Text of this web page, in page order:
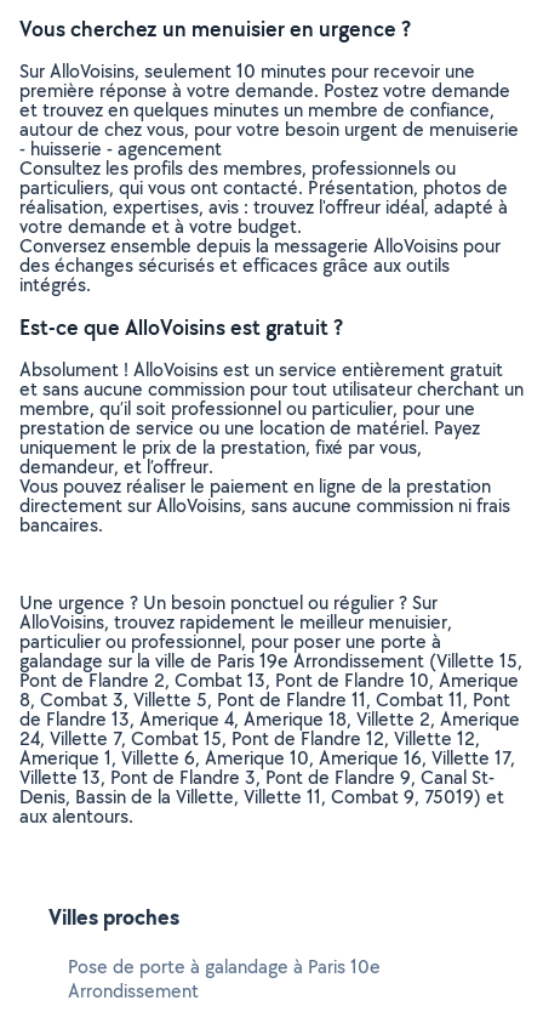
Vous cherchez un menuisier en urgence ?
Sur AlloVoisins, seulement 10 minutes pour recevoir une
première réponse à votre demande. Postez votre demande
et trouvez en quelques minutes un membre de confiance,
autour de chez vous, pour votre besoin urgent de menuiserie
- huisserie - agencement
Consultez les profils des membres, professionnels ou
particuliers, qui vous ont contacté. Présentation, photos de
réalisation, expertises, avis : trouvez l'offreur idéal, adapté à
votre demande et à votre budget.
Conversez ensemble depuis la messagerie AlloVoisins pour
des échanges sécurisés et efficaces grâce aux outils
intégrés.
Est-ce que AlloVoisins est gratuit ?
Absolument ! AlloVoisins est un service entièrement gratuit
et sans aucune commission pour tout utilisateur cherchant un
membre, qu’il soit professionnel ou particulier, pour une
prestation de service ou une location de matériel. Payez
uniquement le prix de la prestation, fixé par vous,
demandeur, et l’offreur.
Vous pouvez réaliser le paiement en ligne de la prestation
directement sur AlloVoisins, sans aucune commission ni frais
bancaires.
Une urgence ? Un besoin ponctuel ou régulier ? Sur
AlloVoisins, trouvez rapidement le meilleur menuisier,
particulier ou professionnel, pour poser une porte à
galandage sur la ville de Paris 19e Arrondissement (Villette 15,
Pont de Flandre 2, Combat 13, Pont de Flandre 10, Amerique
8, Combat 3, Villette 5, Pont de Flandre 11, Combat 11, Pont
de Flandre 13, Amerique 4, Amerique 18, Villette 2, Amerique
24, Villette 7, Combat 15, Pont de Flandre 12, Villette 12,
Amerique 1, Villette 6, Amerique 10, Amerique 16, Villette 17,
Villette 13, Pont de Flandre 3, Pont de Flandre 9, Canal St-
Denis, Bassin de la Villette, Villette 11, Combat 9, 75019) et
aux alentours.
Villes proches
Pose de porte à galandage à Paris 10e
Arrondissement